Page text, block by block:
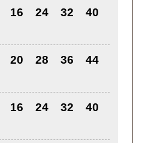
16 24 32
40
20 28 36
44
16 24 32
40